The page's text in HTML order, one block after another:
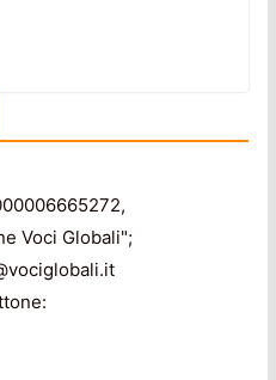
Voci Globali";